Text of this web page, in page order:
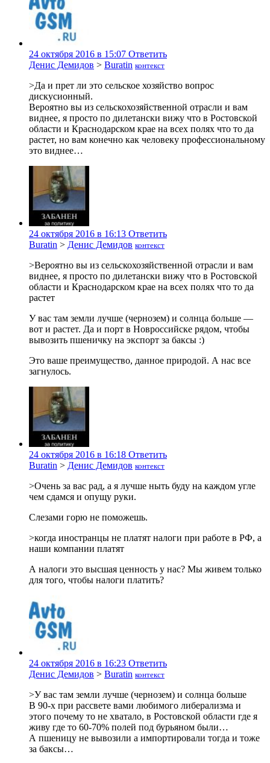
24 октября 2016 в 15:07 Ответить
Денис Демидов > Buratin контекст
>Да и прет ли это сельское хозяйство вопрос
дискусионный.
Вероятно вы из сельскохозяйственной отрасли и вам
виднее, я просто по дилетански вижу что в Ростовской
области и Краснодарском крае на всех полях что то да
растет, но вам конечно как человеку профессиональному
это виднее…
24 октября 2016 в 16:13 Ответить
Buratin > Денис Демидов контекст
>Вероятно вы из сельскохозяйственной отрасли и вам
виднее, я просто по дилетански вижу что в Ростовской
области и Краснодарском крае на всех полях что то да
растет
У вас там земли лучше (чернозем) и солнца больше —
вот и растет. Да и порт в Новроссийске рядом, чтобы
вывозить пшеничку на экспорт за баксы :)
Это ваше преимущество, данное природой. А нас все
загнулось.
24 октября 2016 в 16:18 Ответить
Buratin > Денис Демидов контекст
>Очень за вас рад, а я лучше ныть буду на каждом угле
чем сдамся и опущу руки.
Слезами горю не поможешь.
>когда иностранцы не платят налоги при работе в РФ, а
наши компании платят
А налоги это высшая ценность у нас? Мы живем только
для того, чтобы налоги платить?
24 октября 2016 в 16:23 Ответить
Денис Демидов > Buratin контекст
>У вас там земли лучше (чернозем) и солнца больше
В 90-х при рассвете вами любимого либерализма и
этого почему то не хватало, в Ростовской области где я
живу где то 60-70% полей под бурьяном были…
А пшеницу не вывозили а импортировали тогда и тоже
за баксы…